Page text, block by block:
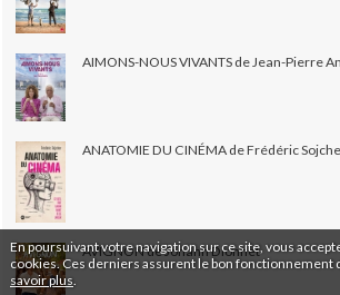
En poursuivant votre navigation sur ce site, vous
cookies. Ces derniers assurent le bon fonctionnement
savoir plus
AIMONS-NOUS VIVANTS de Jean-Pierre
ANATOMIE DU CINÉMA de Frédéric
AVIGNON de Johann Dionnet